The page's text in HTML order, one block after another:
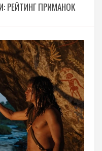
РЕЙТИНГ ПРИМАНОК